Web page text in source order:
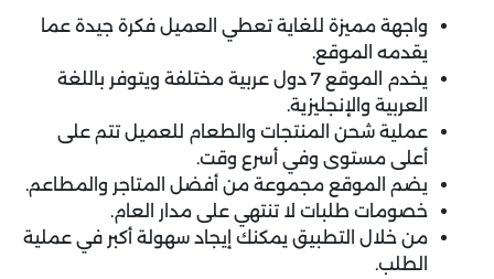
واجهة مميزة للغاية تعطي العميل فكرة جيدة عما
يقدمه الموقع.
يخدم الموقع 7 دول عربية مختلفة ويتوفر باللغة
العربية والإنجليزية.
عملية شحن المنتجات والطعام للعميل تتم على
أعلى مستوى وفي أسرع وقت.
يضم الموقع مجموعة من أفضل المتاجر والمطاعم.
خصومات طلبات لا تنتهي على مدار العام.
من خلال التطبيق يمكنك إيجاد سهولة أكبر في عملية
الطلب.